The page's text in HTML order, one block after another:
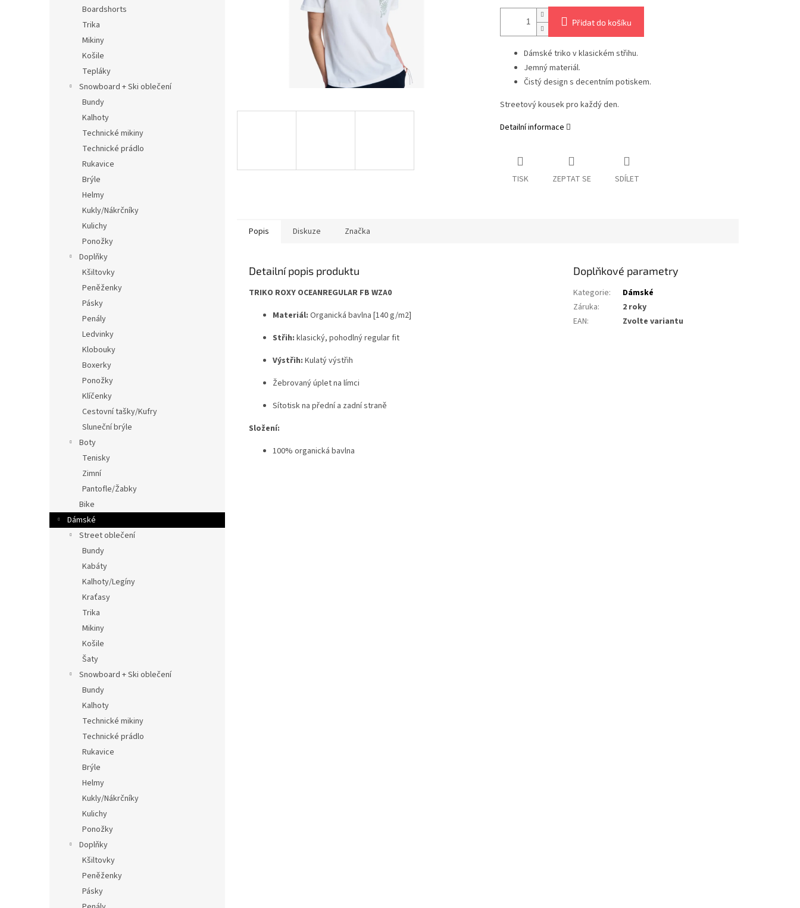
Boardshorts
Trika
Mikiny
Košile
Tepláky
Snowboard + Ski oblečení
Bundy
Kalhoty
Technické mikiny
Technické prádlo
Rukavice
Brýle
Helmy
Kukly/Nákrčníky
Kulichy
Ponožky
Doplňky
Kšiltovky
Peněženky
Pásky
Penály
Ledvinky
Klobouky
Boxerky
Ponožky
Klíčenky
Cestovní tašky/Kufry
Sluneční brýle
Boty
Tenisky
Zimní
Pantofle/Žabky
Bike
Dámské
Street oblečení
Bundy
Kabáty
Kalhoty/Legíny
Kraťasy
Trika
Mikiny
Košile
Šaty
Snowboard + Ski oblečení
Bundy
Kalhoty
Technické mikiny
Technické prádlo
Rukavice
Brýle
Helmy
Kukly/Nákrčníky
Kulichy
Ponožky
Doplňky
Kšiltovky
Peněženky
Pásky
Přidat do košíku
Dámské triko v klasickém střihu.
Jemný materiál.
Čistý design s decentním potiskem.
Streetový kousek pro každý den.
Detailní informace
TISK ZEPTAT SE SDÍLET
Popis Diskuze Značka
Detailní popis produktu
TRIKO ROXY OCEANREGULAR FB WZA0
Materiál: Organická bavlna [140 g/m2]
Střih: klasický, pohodlný regular fit
Výstřih: Kulatý výstřih
Žebrovaný úplet na límci
Sítotisk na přední a zadní straně
Složení:
100% organická bavlna
Doplňkové parametry
Kategorie:
Dámské
Záruka:
2 roky
EAN: Zvolte variantu